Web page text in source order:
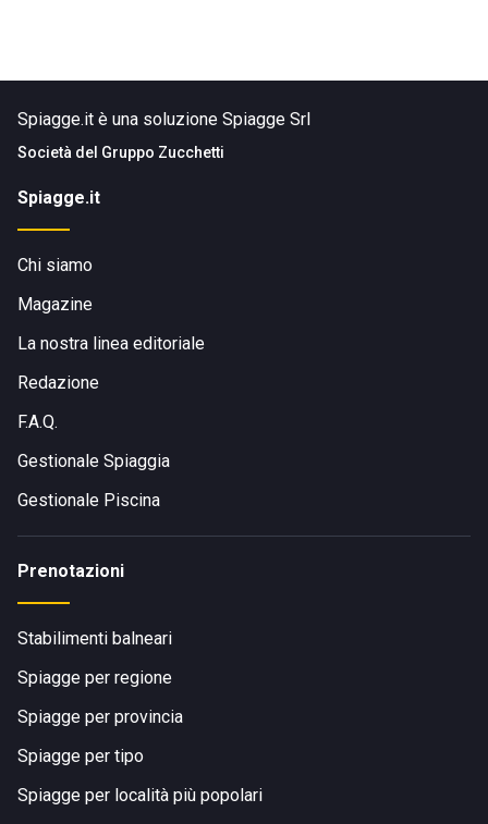
Spiagge.it è una soluzione Spiagge Srl
Società del Gruppo Zucchetti
Spiagge.it
Chi siamo
Magazine
La nostra linea editoriale
Redazione
F.A.Q.
Gestionale Spiaggia
Gestionale Piscina
Prenotazioni
Stabilimenti balneari
Spiagge per regione
Spiagge per provincia
Spiagge per tipo
Spiagge per località più popolari